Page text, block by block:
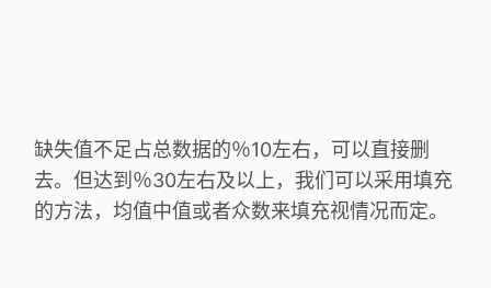
缺失值不足占总数据的％10左右，可以直接删
去。但达到％30左右及以上，我们可以采用填充
的方法，均值中值或者众数来填充视情况而定。